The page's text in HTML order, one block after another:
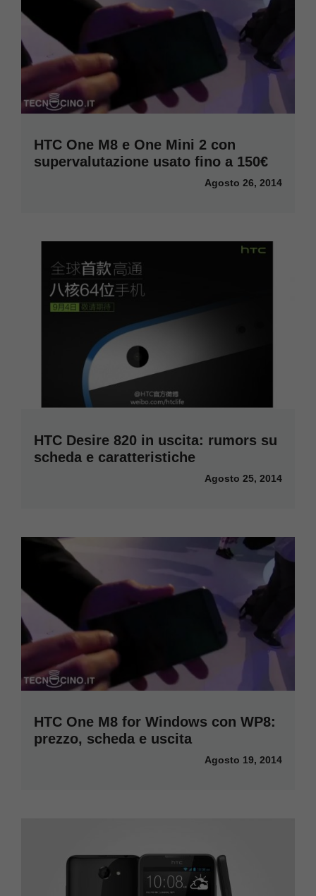
HTC One M8 e One Mini 2 con
supervalutazione usato fino a 150€
Agosto 26, 2014
HTC Desire 820 in uscita: rumors su
scheda e caratteristiche
Agosto 25, 2014
HTC One M8 for Windows con WP8:
prezzo, scheda e uscita
Agosto 19, 2014